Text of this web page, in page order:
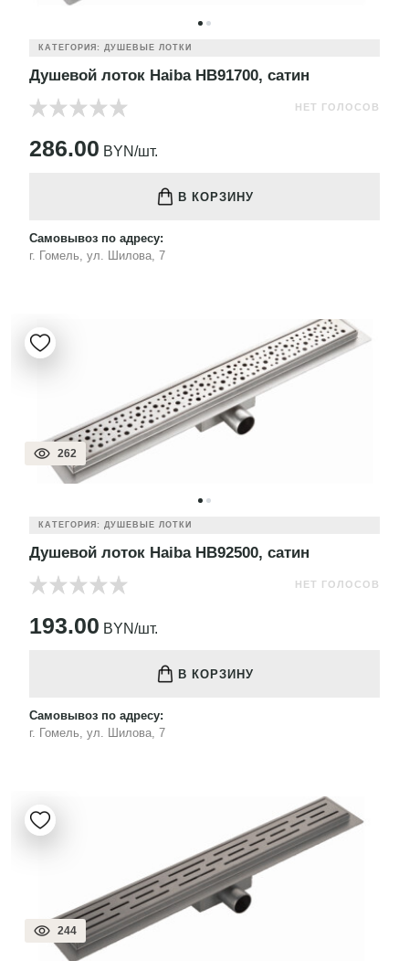
КАТЕГОРИЯ: ДУШЕВЫЕ ЛОТКИ
Душевой лоток Haiba HB91700, сатин
НЕТ ГОЛОСОВ
286.00 BYN/шт.
В КОРЗИНУ
Самовывоз по адресу:
г. Гомель, ул. Шилова, 7
262
КАТЕГОРИЯ: ДУШЕВЫЕ ЛОТКИ
Душевой лоток Haiba HB92500, сатин
НЕТ ГОЛОСОВ
193.00 BYN/шт.
В КОРЗИНУ
Самовывоз по адресу:
г. Гомель, ул. Шилова, 7
244